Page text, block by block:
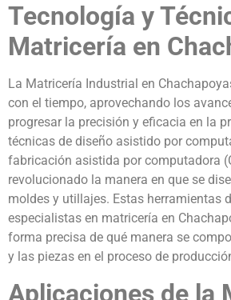
Tecnología y
Matricería en
La Matricería Industrial en
con el tiempo, aprovechando los
progresar la precisión y eficacia en la
técnicas de diseño asistido por
fabricación asistida por computadora
revolucionado la manera en que se
moldes y utillajes. Estas herramientas
especialistas en matricería en
forma precisa de qué manera se
y las piezas en el proceso de
Aplicaciones de la